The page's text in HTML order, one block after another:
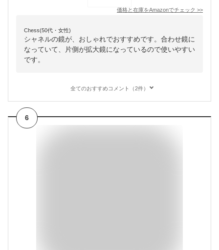
価格と在庫をAmazonでチェック >>
Chess(50代・女性)
シャネルの鏡が、おしゃれでおすすめです。合わせ鏡に
なっていて、片側が拡大鏡になっているので使いやすい
です。
全てのおすすめコメント（2件）
6